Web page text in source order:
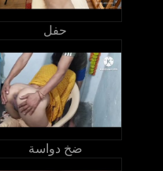
حفل
ضخ دواسة